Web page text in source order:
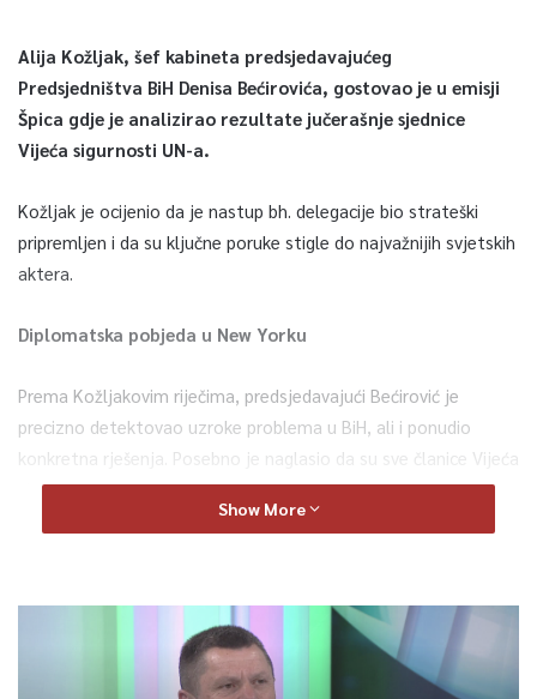
Alija Kožljak, šef kabineta predsjedavajućeg
Predsjedništva BiH Denisa Bećirovića, gostovao je u emisji
Špica gdje je analizirao rezultate jučerašnje sjednice
Vijeća sigurnosti UN-a.
Kožljak je ocijenio da je nastup bh. delegacije bio strateški
pripremljen i da su ključne poruke stigle do najvažnijih svjetskih
aktera.
Diplomatska pobjeda u New Yorku
Prema Kožljakovim riječima, predsjedavajući Bećirović je
precizno detektovao uzroke problema u BiH, ali i ponudio
konkretna rješenja. Posebno je naglasio da su sve članice Vijeća
sigurnosti, izuzev Ruske Federacije, pružile nepodijeljenu
podršku suverenitetu i teritorijalnom integritetu Bosne i
Oštra poruka susjedima: „Nema crtanja etničkih karata“
Komentarišući reakcije predstavnika Hrvatske i Srbije, Kožljak je
Show More